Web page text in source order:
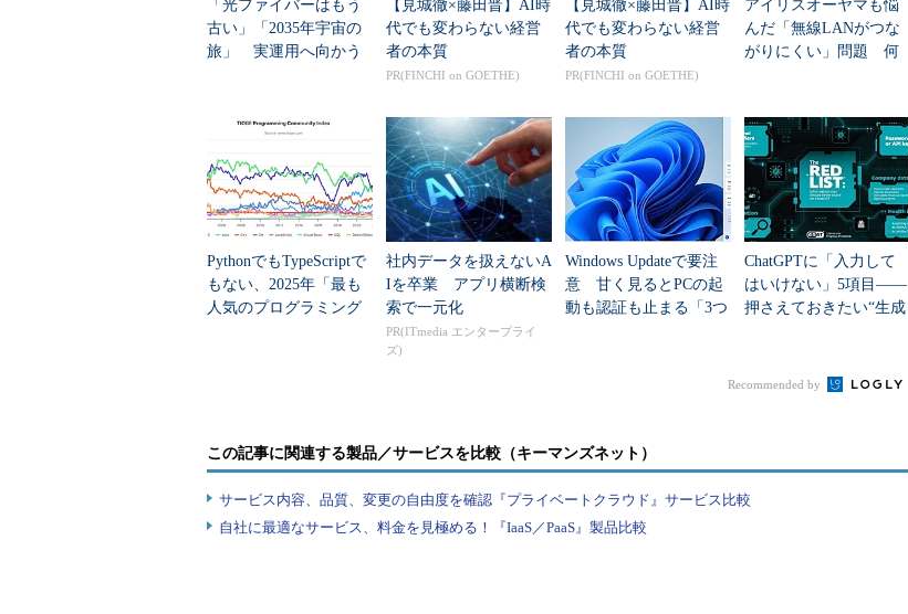
ドハットは）コードのコントリビュータとしてナンバーワン」だと話し、同社の貢献度
を強調した。レッドハットはCloudForms、ManageIQといった、ハイブリッドクラウド環
境の管理・運用ツールをあわせて提供している。
「光ファイバーはもう
古い」「2035年宇宙の
旅」 実運用へ向かう
【見城徹×藤田晋】AI時
代でも変わらない経営
者の本質
PR(FINCHI on GOETHE)
【見城徹×藤田晋】AI時
代でも変わらない経営
者の本質
PR(FINCHI on GOETHE)
アイリスオーヤマも悩
んだ「無線LANがつな
がりにくい」問題 何
PythonでもTypeScriptで
もない、2025年「最も
人気のプログラミング
社内データを扱えないA
Iを卒業 アプリ横断検
索で一元化
PR(ITmedia エンタープライ
ズ)
Windows Updateで要注
意 甘く見るとPCの起
動も認証も止まる「3つ
ChatGPTに「入力して
はいけない」5項目――
押さえておきたい“生成
Recommended by
この記事に関連する製品／サービスを比較（キーマンズネット）
サービス内容、品質、変更の自由度を確認『プライベートクラウド』サービス比較
自社に最適なサービス、料金を見極める！『IaaS／PaaS』製品比較